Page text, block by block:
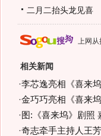
二月二抬头龙见喜
上网从
相关新闻
·李芯逸亮相《喜来
·金巧巧亮相《喜来
· 图:《喜来坞》剧照
·奇志牵手主持人王